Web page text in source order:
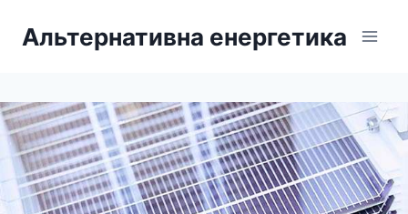
Альтернативна енергетика